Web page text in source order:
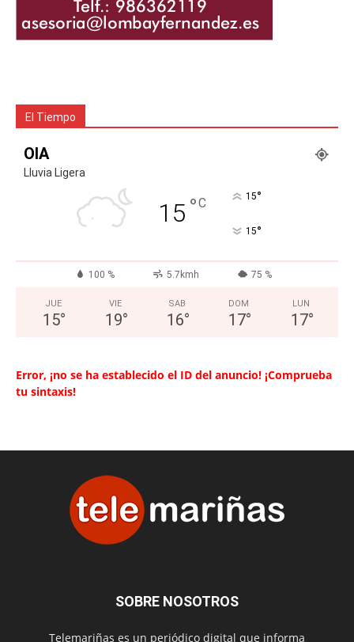
El Tiempo
OIA
Lluvia Ligera
15 °C 15°
15°
100 % 5.7kmh 75 %
JUE
15°
VIE
19°
SAB
16°
DOM
17°
LUN
17°
Error, ¡no se ha establecido el ID del anuncio! ¡Comprueba
tu sintaxis!
SOBRE NOSOTROS
Telemariñas es un periódico digital que informa